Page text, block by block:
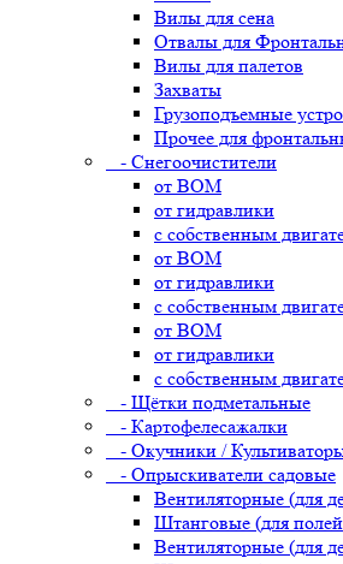
Вилы для сена
Отвалы для
Вилы для палетов
Захваты
Грузоподъемные
Прочее для
- Снегоочистители
от ВОМ
от гидравлики
с собственным
от ВОМ
от гидравлики
с собственным
от ВОМ
от гидравлики
с собственным
- Щётки подметальные
- Картофелесажалки
- Окучники /
- Опрыскиватели садовые
Вентиляторные (для
Штанговые (для
Вентиляторные (для